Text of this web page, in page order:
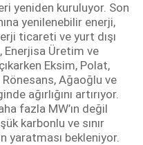
yeniden kuruluyor. Son
yenilenebilir enerji,
ticareti ve yurt dışı
Enerjisa Üretim ve
Eksim, Polat,
Rönesans, Ağaoğlu ve
ağırlığını artırıyor.
fazla MW’ın değil
karbonlu ve sınır
bekleniyor.